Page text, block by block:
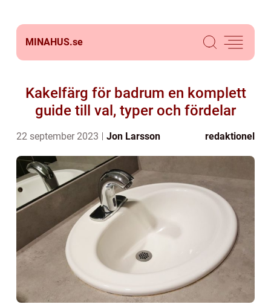
MINAHUS.se
Kakelfärg för badrum en komplett
guide till val, typer och fördelar
22 september 2023 Jon Larsson redaktionel